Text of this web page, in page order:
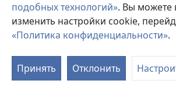
подобных технологий». Вы можете
изменить настройки cookie,
«Политика конфиденциальности».
Принять Отклонить
Copyright© 2026 Watch Tower Bible and Tract
УСЛОВИЯ ИСПОЛЬЗОВАНИЯ|
КОНФИДЕНЦИАЛЬНОСТИ
КОНФИДЕНЦИАЛЬНОСТИ